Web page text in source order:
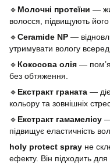
🔹 Молочні протеїни —
волосся, підвищують його
🔹Ceramide NP —
утримувати вологу
🔹 Кокосова олія —
без обтяження.
🔹 Екстракт граната —
кольору та зовнішніх
🔹 Екстракт гамамелісу —
підвищує еластичність
holy protect spray не
ефекту. Він підходить